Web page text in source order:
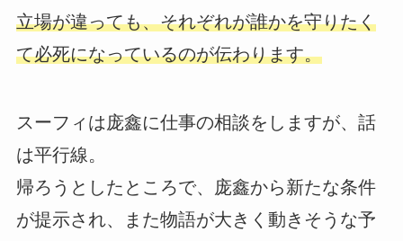
立場が違っても、それぞれが誰かを守りたく
て必死になっているのが伝わります。
スーフィは庞鑫に仕事の相談をしますが、話
は平行線。
帰ろうとしたところで、庞鑫から新たな条件
が提示され、また物語が大きく動きそうな予